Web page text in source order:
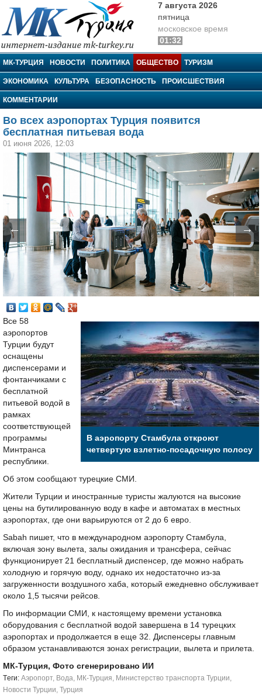
МК-Турция
7 августа 2026
пятница
московское время
01:32
МК-ТУРЦИЯ НОВОСТИ ПОЛИТИКА ОБЩЕСТВО ТУРИЗМ
ЭКОНОМИКА КУЛЬТУРА БЕЗОПАСНОСТЬ ПРОИСШЕСТВИЯ
КОММЕНТАРИИ
Во всех аэропортах Турция появится
бесплатная питьевая вода
01 июня 2026, 12:03
← →
В аэропорту Стамбула откроют
четвертую взлетно-посадочную полосу
Все 58
аэропортов
Турции будут
оснащены
диспенсерами и
фонтанчиками с
бесплатной
питьевой водой в
рамках
соответствующей
программы
Минтранса
республики.
Об этом сообщают турецкие СМИ.
Жители Турции и иностранные туристы жалуются на высокие
цены на бутилированную воду в кафе и автоматах в местных
аэропортах, где они варьируются от 2 до 6 евро.
Sabah пишет, что в международном аэропорту Стамбула,
включая зону вылета, залы ожидания и трансфера, сейчас
функционирует 21 бесплатный диспенсер, где можно набрать
холодную и горячую воду, однако их недостаточно из-за
загруженности воздушного хаба, который ежедневно обслуживает
около 1,5 тысячи рейсов.
По информации СМИ, к настоящему времени установка
оборудования с бесплатной водой завершена в 14 турецких
аэропортах и продолжается в еще 32. Диспенсеры главным
образом устанавливаются зонах регистрации, вылета и прилета.
МК-Турция, Фото сгенерировано ИИ
Tеги: Аэропорт, Вода, МК-Турция, Министерство транспорта Турции,
Новости Турции, Турция